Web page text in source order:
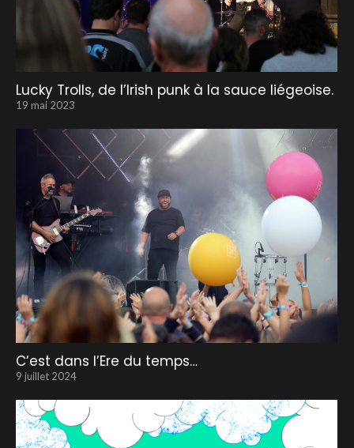
Lucky Trolls, de l’Irish punk à la sauce liégeoise.
19 mai 2023
C’est dans l’Ere du temps…
9 juillet 2024